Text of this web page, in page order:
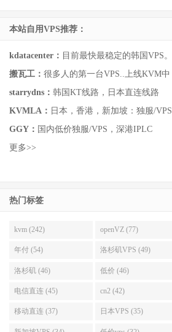
本站自用VPS推荐：
kdatacenter： 目前最快最稳定的韩国VPS。
搬瓦工： 很多人的第一台VPS..上线KVM中
starrydns： 韩国KT线路，日本直连线路
KVMLA： 日本，香港，新加坡：独服/VPS
GGY： 国内低价独服/VPS，深港IPLC
更多>>
热门标签
kvm (242) openVZ (77)
年付 (54) 洛杉矶VPS (49)
洛杉矶 (46) 低价 (46)
电信直连 (45) cn2 (42)
移动直连 (37) 日本VPS (35)